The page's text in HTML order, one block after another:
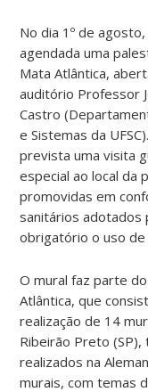
No dia 1º de
agendada uma
Mata Atlântica,
auditório Professor
Castro
e Sistemas da
prevista uma visita
especial ao local da
promovidas em
sanitários adotados
obrigatório o uso de
O mural faz parte
Atlântica, que
realização de 14
Ribeirão Preto (SP),
realizados na
murais, com temas